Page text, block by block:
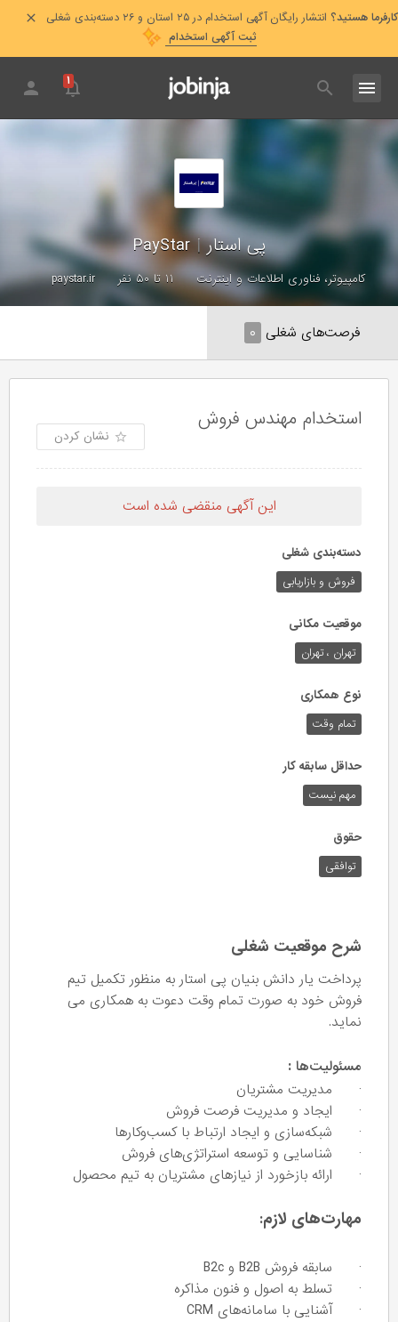
کارفرما هستید؟ انتشار رایگان آگهی استخدام در ۲۵ استان و ۲۶ دسته‌بندی شغلی
ثبت آگهی استخدام
۱
پی استار|
PayStar
کامپیوتر، فناوری اطلاعات و اینترنت ۱۱ تا ۵۰ نفر paystar.ir
فرصت‌های شغلی ۰
استخدام مهندس فروش
نشان کردن
این آگهی منقضی شده است
دسته‌بندی شغلی
فروش و بازاریابی
موقعیت مکانی
تهران ، تهران
نوع همکاری
تمام وقت
حداقل سابقه کار
مهم نیست
حقوق
توافقی
شرح موقعیت شغلی
پرداخت یار دانش بنیان پی استار به منظور تکمیل تیم
فروش خود به صورت تمام وقت دعوت به همکاری می
نماید.
مسئولیت‌ها :
· مدیریت مشتریان
· ایجاد و مدیریت فرصت فروش
· شبکه‌سازی و ایجاد ارتباط با کسب‌و‌کارها
· شناسایی و توسعه استراتژی‌های فروش
· ارائه بازخورد از نیازهای مشتریان به تیم محصول
مهارت‌های لازم‌:
· سابقه فروش B2B و B2c
· تسلط به اصول و فنون مذاکره
· آشنایی با سامانه‌های CRM